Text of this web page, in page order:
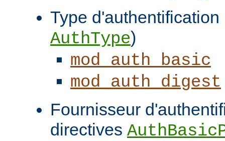
Type
AuthType)
mod_auth_basic
mod_auth_digest
Fournisseur
directives